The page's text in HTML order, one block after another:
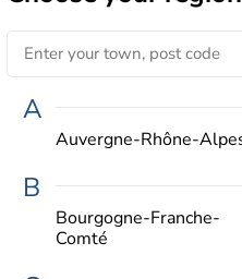
A
Auvergne-Rhône-
B
Bourgogne-Franche-
Comté